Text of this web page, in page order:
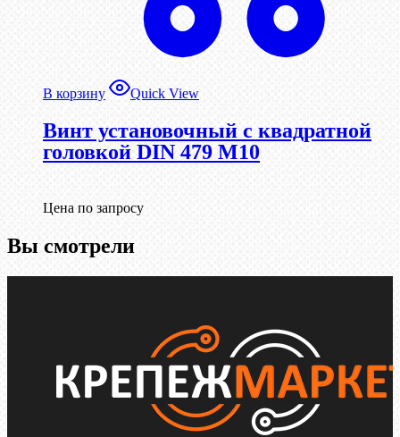
В корзину Quick View
Винт установочный с квадратной
головкой DIN 479 М10
Цена по запросу
Вы смотрели